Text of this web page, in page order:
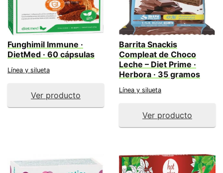
Funghimil Immune ·
DietMed · 60 cápsulas
Línea y silueta
Ver producto
Barrita Snackis
Compleat de Choco
Leche – Diet Prime ·
Herbora · 35 gramos
Línea y silueta
Ver producto